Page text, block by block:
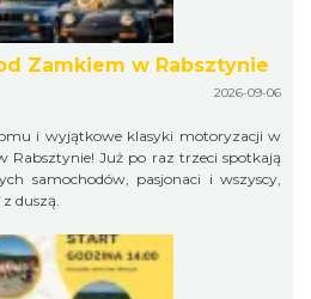
Zamkiem w Rabsztynie
2026-09-06
i wyjątkowe klasyki motoryzacji w
Rabsztynie! Już po raz trzeci spotkają
samochodów, pasjonaci i wszyscy,
duszą.